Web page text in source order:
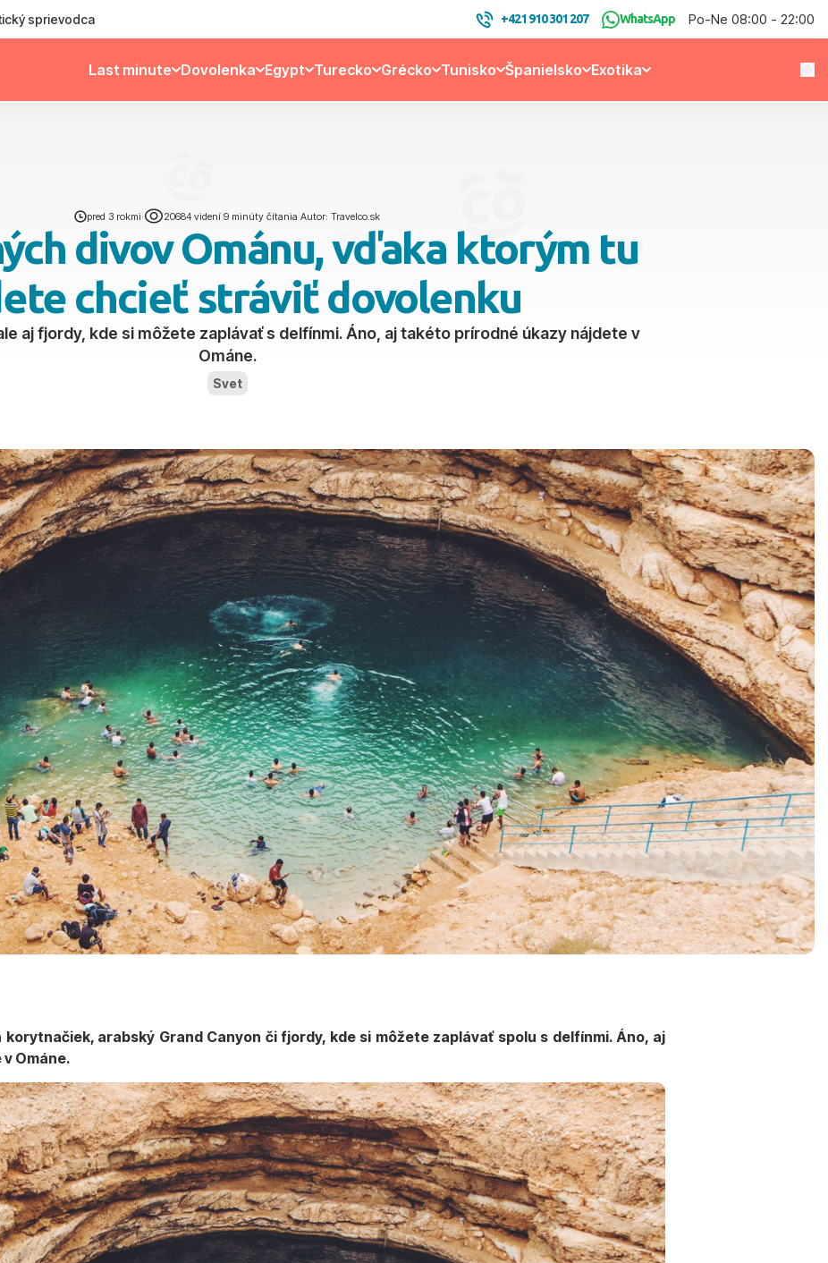
sprievodca +421 910 301 207 WhatsApp Po-Ne 08:00 - 22:00
Last minute Dovolenka Egypt Turecko Grécko Tunisko Španielsko Exotika
pred 3 rokmi 20684 videní 9 minúty čítania Autor: Travelco.sk
divov Ománu, vďaka ktorým tu
chcieť stráviť dovolenku
aj fjordy, kde si môžete zaplávať s delfínmi. Áno, aj takéto prírodné úkazy nájdete v
Ománe.
Svet
arabský Grand Canyon či fjordy, kde si môžete zaplávať spolu s delfínmi. Áno, aj
Ománe.